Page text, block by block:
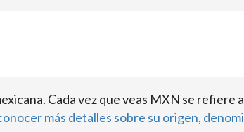
Cada vez que veas MXN se refiere
más detalles sobre su origen,